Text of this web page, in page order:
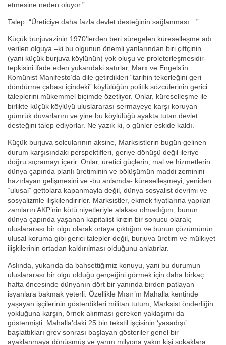
etmesine neden oluyor.”
Talep: “Üreticiye daha fazla devlet desteğinin sağlanması…”
Küçük burjuvazinin 1970’lerden beri süregelen küreselleşme adı
verilen olguya –ki bu olgunun önemli yanlarından biri çiftçinin
(yani küçük burjuva köylünün) yok oluşu ve proleterleşmesidir-
tepkisini ifade eden yukarıdaki satırlar, Marx ve Engels’in
Komünist Manifesto’da dile getirdikleri “tarihin tekerleğini geri
döndürme çabası içindeki” köylülüğün politik sözcülerinin gerici
taleplerini mükemmel biçimde özetliyor. Onlar, küreselleşme ile
birlikte küçük köylüyü uluslararası sermayeye karşı koruyan
gümrük duvarlarını ve yine bu köylülüğü ayakta tutan devlet
desteğini talep ediyorlar. Ne yazık ki, o günler eskide kaldı.
Küçük burjuva solcularının aksine, Marksistlerin bugün gelinen
durum karşısındaki perspektifleri, geriye dönüşü değil ileriye
doğru sıçramayı içerir. Onlar, üretici güçlerin, mal ve hizmetlerin
dünya çapında planlı üretiminin ve bölüşümün maddi zeminini
hazırlayan gelişmesini ve -bu anlamda- küreselleşmeyi, yeniden
“ulusal” gettolara kapanmayla değil, dünya sosyalist devrimi ve
sosyalizmle ilişkilendirirler. Marksistler, ekmek fiyatlarına yapılan
zamların AKP’nin kötü niyetleriyle alakası olmadığını, bunun
dünya çapında yaşanan kapitalist krizin bir sonucu olarak;
uluslararası bir olgu olarak ortaya çıktığını ve bunun çözümünün
ulusal koruma gibi gerici talepler değil, burjuva üretim ve mülkiyet
ilişkilerinin ortadan kaldırılması olduğunu anlatırlar.
Aslında, yukarıda da bahsettiğimiz konuyu, yani bu durumun
uluslararası bir olgu olduğu gerçeğini görmek için daha birkaç
hafta öncesinde dünyanın dört bir yanında birden patlayan
isyanlara bakmak yeterli. Özellikle Mısır’ın Mahalla kentinde
yaşayan işçilerinin gösterdikleri militan tutum, Marksist önderliğin
yokluğuna karşın, örnek alınması gereken yaklaşımı da
göstermişti. Mahalla’daki 25 bin tekstil işçisinin ‘yasadışı’
başlattıkları grev sonrası başlayan gösteriler genel bir
ayaklanmaya dönüşmüş ve yarım milyona yakın kişi sokaklara